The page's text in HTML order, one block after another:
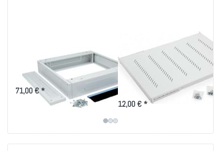
versch. Größen
für Triton-Schränke RMA und RZA
71,00 € *
19 Zoll Fachboden
bis 80kg Belastung
in versch. Tiefen
Ablage-Tablar 150 bis 950mm
Tiefe für 19 Zoll IT-Schränke
12,00 € *